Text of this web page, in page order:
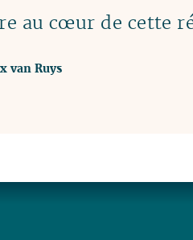
au cœur de cette
van Ruys